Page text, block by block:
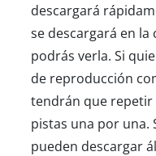
descargará
se descargará en la
podrás verla. Si
de reproducción
tendrán que repetir
pistas una por una.
pueden descargar